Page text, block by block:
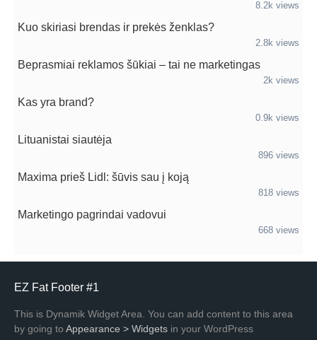
8.2k views
Kuo skiriasi brendas ir prekės ženklas?
2.8k views
Beprasmiai reklamos šūkiai – tai ne marketingas
2k views
Kas yra brand?
0.9k views
Lituanistai siautėja
896 views
Maxima prieš Lidl: šūvis sau į koją
818 views
Marketingo pagrindai vadovui
668 views
EZ Fat Footer #1
This is Dynamik Widget Area. You can add content to this area
by going to Appearance > Widgets in your WordPress